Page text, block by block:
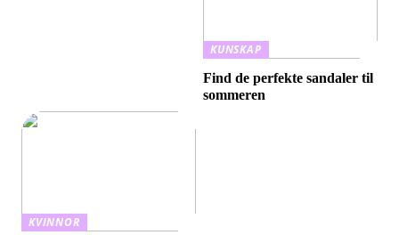
KUNSKAP
Find de perfekte sandaler til
sommeren
KVINNOR